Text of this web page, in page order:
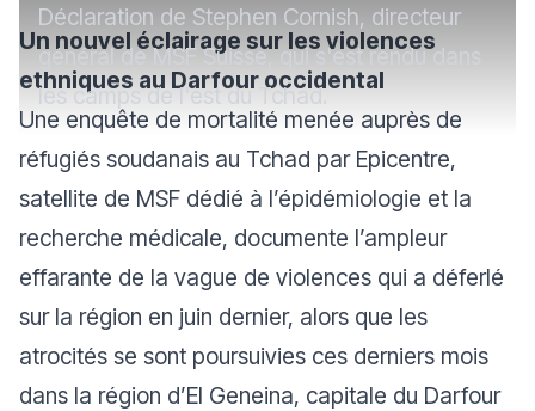
Déclaration de Stephen Cornish, directeur
général de MSF Suisse, qui s'est rendu dans
les camps de l'est du Tchad.
Un nouvel éclairage sur les violences
ethniques au Darfour occidental
Une enquête de mortalité menée auprès de
réfugiés soudanais au Tchad par Epicentre,
satellite de MSF dédié à l’épidémiologie et la
recherche médicale, documente l’ampleur
effarante de la vague de violences qui a déferlé
sur la région en juin dernier, alors que les
atrocités se sont poursuivies ces derniers mois
dans la région d’El Geneina, capitale du Darfour